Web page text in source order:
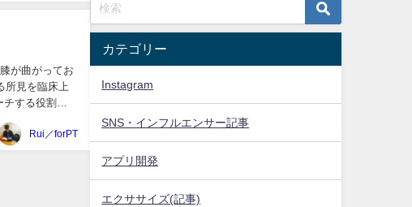
が曲がってお
所見を臨床上
Rui／forPT
カテゴリー
Instagram
SNS・インフルエンサー記事
アプリ開発
エクササイズ(記事)